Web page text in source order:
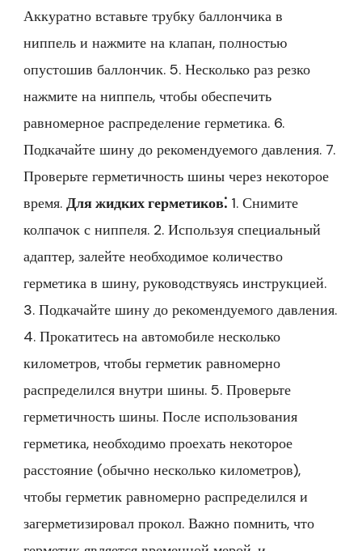
Аккуратно вставьте трубку баллончика в
ниппель и нажмите на клапан, полностью
опустошив баллончик. 5. Несколько раз резко
нажмите на ниппель, чтобы обеспечить
равномерное распределение герметика. 6.
Подкачайте шину до рекомендуемого давления. 7.
Проверьте герметичность шины через некоторое
время. Для жидких герметиков⁚ 1. Снимите
колпачок с ниппеля. 2. Используя специальный
адаптер, залейте необходимое количество
герметика в шину, руководствуясь инструкцией.
3. Подкачайте шину до рекомендуемого давления.
4. Прокатитесь на автомобиле несколько
километров, чтобы герметик равномерно
распределился внутри шины. 5. Проверьте
герметичность шины. После использования
герметика, необходимо проехать некоторое
расстояние (обычно несколько километров),
чтобы герметик равномерно распределился и
загерметизировал прокол. Важно помнить, что